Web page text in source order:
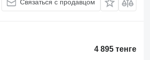
Связаться с продавцом
4 895 тенге